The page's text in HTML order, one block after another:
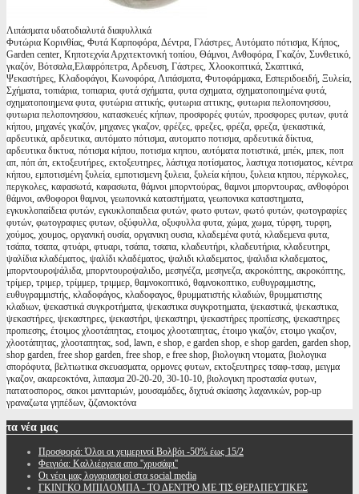
Λιπάσματα υδατοδιαλυτά διαφυλλικά
Φυτώρια Κορινθίας, Φυτά Καρποφόρα, Δέντρα, Γλάστρες, Αυτόματο πότισμα, Κήπος,
Garden center, Κηποτεχνία Αρχιτεκτονική τοπίου, Θάμνοι, Ανθοφόρα, Γκαζόν, Συνθετικό,
γκαζόν, Βότσαλα,Ελαφρόπετρα, Αρδευση, Γάστρες, Χλοοκοπτικά, Σκαπτικά,
Ψεκαστήρες, Κλαδοφάγοι, Κωνοφόρα, Λιπάσματα, Φυτοφάρμακα, Εσπεριδοειδή, Ξυλεία,
Σχήματα, τοπιάρια, τοπιαρια, φυτά σχήματα, φυτα σχηματα, σχηματοποιημένα φυτά,
σχηματοποιημενα φυτα, φυτώρια αττικής, φυτωρια αττικης, φυτωρια πελοπονησσου,
φυτωρια πελοπονησσου, κατασκευές κήπων, προσφορές φυτών, προσφορες φυτων, φυτά
κήπου, μηχανές γκαζόν, μηχανες γκαζον, φρέζες, φρεζες, φρέζα, φρεζα, ψεκαστικά,
αρδευτικά, αρδευτικα, αυτόματο πότισμα, αυτοματο ποτισμα, αρδευτικά δίκτυα,
αρδευτικα δικτυα, πότισμα κήπου, ποτισμα κηπου, αυτόματα ποτιστικά, μπέκ, μπεκ, ποπ
απ, πόπ άπ, εκτοξευτήρες, εκτοξευτηρες, λάστιχα ποτίσματος, λαστιχα ποτισματος, κέντρα
κήπου, εμποτισμένη ξυλεία, εμποτισμενη ξυλεια, ξυλεία κήπου, ξυλεια κηπου, πέργκολες,
περγκολες, καφασωτά, καφασωτα, θάμνοι μπορντούρας, θαμνοι μπορντουρας, ανθοφόροι
θάμνοι, ανθοφοροι θαμνοι, γεωπονικά καταστήματα, γεωπονικα καταστηματα,
εγκυκλοπαίδεια φυτών, εγκυκλοπαιδεια φυτών, φωτο φυτων, φωτό φυτών, φωτογραφίες
φυτών, φωτογραφιες φυτων, οξύφυλλα, οξυφυλλα φυτα, χώμα, χωμα, τύρφη, τυρφη,
χούμος, χουμος, οργανική ουσία, οργανικη ουσια, κλαδεμένα φυτά, κλαδεμενα φυτα,
τσάπα, τσαπα, φτυάρι, φτυαρι, τσάπα, τσαπα, κλαδευτήρι, κλαδευτήρια, κλαδευτηρι,
ψαλίδια κλαδέματος, ψαλίδι κλαδέματος, ψαλιδι κλαδεματος, ψαλιδια κλαδεματος,
μπορντουροψάλιδα, μπορντουροψαλιδο, μεσηνέζα, μεσηνεζα, ακροκόπτης, ακροκόπτης,
τρίμερ, τριμερ, τρίμμερ, τριμμερ, θαμνοκοπτικό, θαμνοκοπτικο, ευθυγραμμιστης,
ευθυγραμμιστής, κλαδοφάγος, κλαδοφαγος, θρυμματιστής κλαδιών, θρυμματιστης
κλαδιων, ψεκαστικά συγκροτήματα, ψεκαστικα συγκροτηματα, ψεκαστικά, ψεκαστικα,
ψεκαστήρες, ψεκαστηρες, ψεκαστήρι, ψεκαστηρι, ψεκαστήρες προπίεσης, ψεκαστηρες
προπιεσης, έτοιμος χλοοτάπητας, ετοιμος χλοοταπητας, έτοιμο γκαζόν, ετοιμο γκαζον,
χλοοτάπητας, χλοοταπητας, sod, lawn, e shop, e garden shop, e shop garden, garden shop,
shop garden, free shop garden, free shop, e free shop, βιολογικη ντοματα, βιολογικα
σπορόφυτα, βελτιωτικα σκευασματα, ορμονες φυτων, εκτοξευτηρες τσαφ-τσαφ, μειγμα
γκαζον, ακαρεοκτόνα, λιπασμα 20-20-20, 30-10-10, βιολογικη προστασία φυτων,
πατατοσπορος, σακοι μανιταριών, μουσαμάδες, διχτυά σκίασης λαχανικών, pop-up
γραναζωτα γηπέδων, ζιζανιοκτόνα
τα νέα μας
Προσφορά: Όλοι οι χειμερινοί Βολβόι -50% έως 15/2
Φειγιόα: Καλλιέργεια απο ''χρυσάφι''
Oι νέοι μας λογαριασμοί στα social media
ΓΚΙΝΓΚΟ ΜΠΙΛΟΜΠΑ - ΤΟ ΔΕΝΤΡΟ ΜΕ ΤΙΣ ΘΕΡΑΠΕΥΤΙΚΕΣ